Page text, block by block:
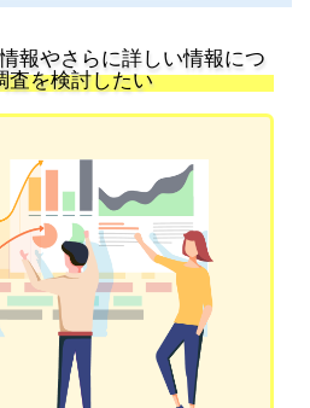
報やさらに詳しい情報につ
査を検討したい